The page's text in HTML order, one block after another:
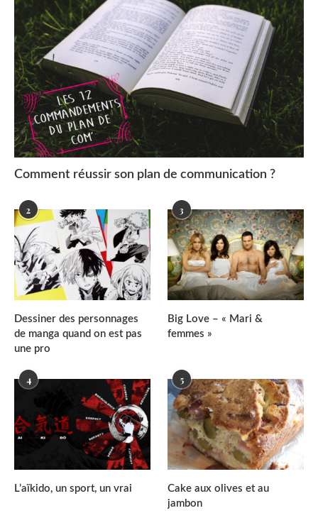
Comment réussir son plan de communication ?
2
Dessiner des personnages
de manga quand on est pas
une pro
3
Big Love – « Mari &
femmes »
4
L’aïkido, un sport, un vrai
5
Cake aux olives et au
jambon